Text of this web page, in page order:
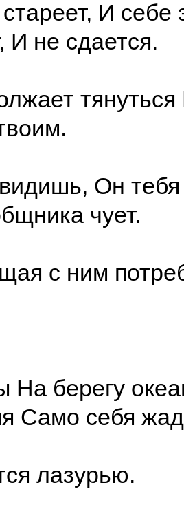
И себе
И не сдается.
тянуться
Он
чует.
с ним
На берегу
Само себя
лазурью.